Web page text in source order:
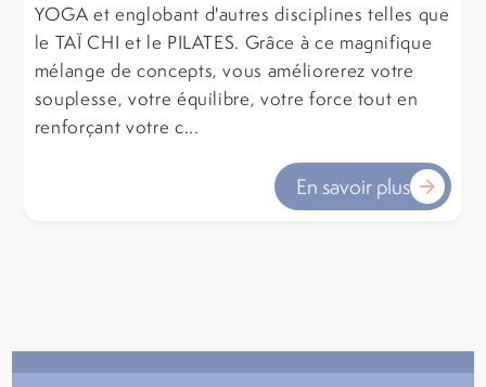
YOGA et englobant d'autres disciplines telles que
le TAÏ CHI et le PILATES. Grâce à ce magnifique
mélange de concepts, vous améliorerez votre
souplesse, votre équilibre, votre force tout en
renforçant votre c...
En savoir plus